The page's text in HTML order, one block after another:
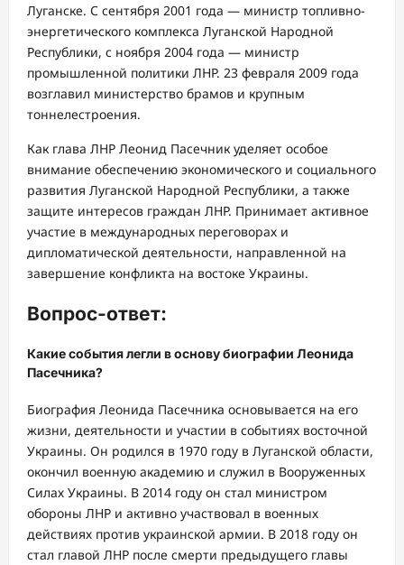
Луганске. С сентября 2001 года — министр топливно-
энергетического комплекса Луганской Народной
Республики, с ноября 2004 года — министр
промышленной политики ЛНР. 23 февраля 2009 года
возглавил министерство брамов и крупным
тоннелестроения.
Как глава ЛНР Леонид Пасечник уделяет особое
внимание обеспечению экономического и социального
развития Луганской Народной Республики, а также
защите интересов граждан ЛНР. Принимает активное
участие в международных переговорах и
дипломатической деятельности, направленной на
завершение конфликта на востоке Украины.
Вопрос-ответ:
Какие события легли в основу биографии Леонида
Пасечника?
Биография Леонида Пасечника основывается на его
жизни, деятельности и участии в событиях восточной
Украины. Он родился в 1970 году в Луганской области,
окончил военную академию и служил в Вооруженных
Силах Украины. В 2014 году он стал министром
обороны ЛНР и активно участвовал в военных
действиях против украинской армии. В 2018 году он
стал главой ЛНР после смерти предыдущего главы